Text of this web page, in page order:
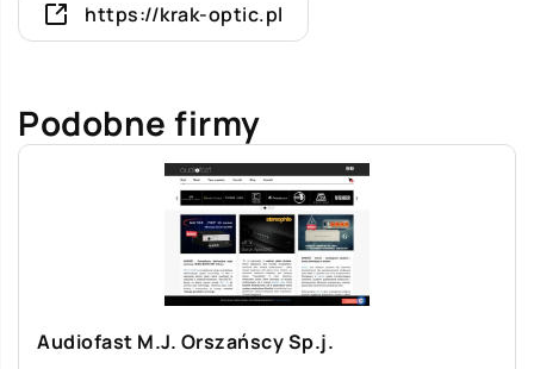
https://krak-optic.pl
Podobne firmy
Audiofast M.J. Orszańscy Sp.j.